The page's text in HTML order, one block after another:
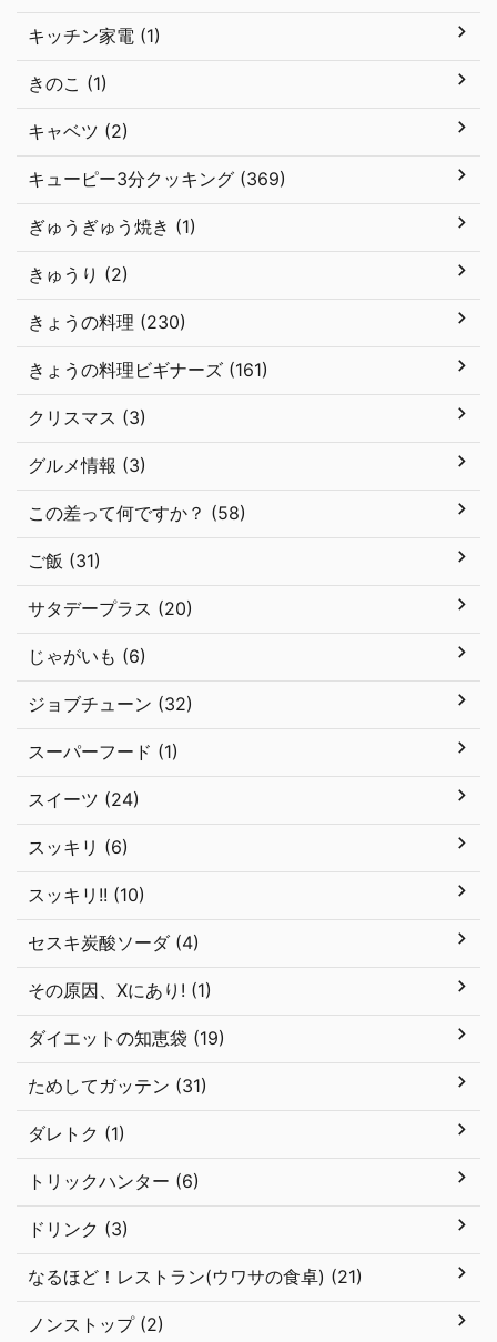
キッチン家電 (1)
きのこ (1)
キャベツ (2)
キューピー3分クッキング (369)
ぎゅうぎゅう焼き (1)
きゅうり (2)
きょうの料理 (230)
きょうの料理ビギナーズ (161)
クリスマス (3)
グルメ情報 (3)
この差って何ですか？ (58)
ご飯 (31)
サタデープラス (20)
じゃがいも (6)
ジョブチューン (32)
スーパーフード (1)
スイーツ (24)
スッキリ (6)
スッキリ!! (10)
セスキ炭酸ソーダ (4)
その原因、Xにあり! (1)
ダイエットの知恵袋 (19)
ためしてガッテン (31)
ダレトク (1)
トリックハンター (6)
ドリンク (3)
なるほど！レストラン(ウワサの食卓) (21)
ノンストップ (2)